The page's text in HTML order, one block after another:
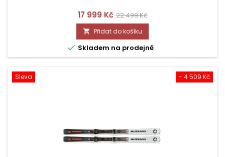
Cena
17 999 Kč Běžná
cena
22 499 Kč
 Přidat do košíku
 Skladem na prodejně
- 4 509 Kč
Sleva